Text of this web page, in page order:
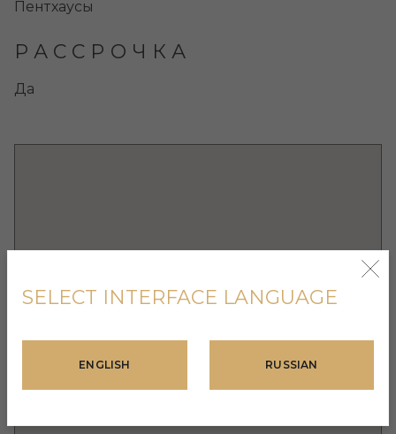
Пентхаусы
РАССРОЧКА
Да
SELECT INTERFACE LANGUAGE
ENGLISH RUSSIAN